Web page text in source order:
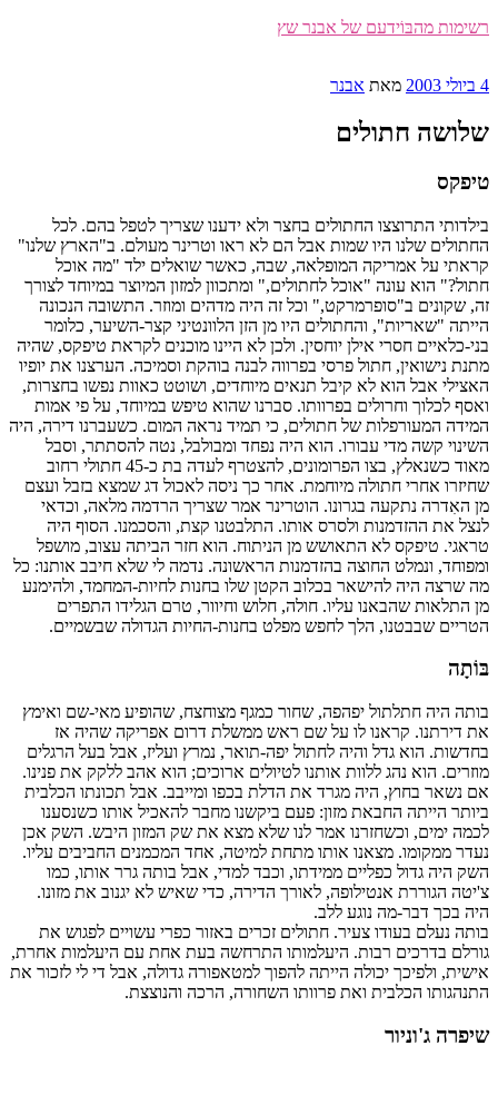
דילוג
רשימות מהבּוֹידעם של אבנר שץ
פורסם
4 ביולי 2003 מאת אבנר
שלושה חתולים
טיפקס
בילדותי התרוצצו החתולים בחצר ולא ידענו שצריך לטפל בהם. לכל
החתולים שלנו היו שמות אבל הם לא ראו וטרינר מעולם. ב"הארץ שלנו"
קראתי על אמריקה המופלאה, שבה, כאשר שואלים ילד "מה אוכל
חתול?" הוא עונה "אוכל לחתולים," ומתכוון למזון המיוצר במיוחד לצורך
זה, שקונים ב"סופרמרקט," וכל זה היה מדהים ומוזר. התשובה הנכונה
הייתה "שאריות", והחתולים היו מן הזן הלוונטיני קצר-השיער, כלומר
בני-כלאיים חסרי אילן יוחסין. ולכן לא היינו מוכנים לקראת טיפקס, שהיה
מתנת נישואין, חתול פרסי בפרווה לבנה בוהקת וסמיכה. הערצנו את יופיו
האצילי אבל הוא לא קיבל תנאים מיוחדים, ושוטט כאוות נפשו בחצרות,
ואסף לכלוך וחרולים בפרוותו. סברנו שהוא טיפש במיוחד, על פי אמות
המידה המעורפלות של חתולים, כי תמיד נראה המום. כשעברנו דירה, היה
השינוי קשה מדי עבורו. הוא היה נפחד ומבולבל, נטה להסתתר, וסבל
מאוד כשנאלץ, בצו הפרומונים, להצטרף לעדה בת כ-45 חתולי רחוב
שחיזרו אחרי חתולה מיוחמת. אחר כך ניסה לאכול דג שמצא בזבל ועצם
מן האִדרה נתקעה בגרונו. הוטרינר אמר שצריך הרדמה מלאה, וכדאי
לנצל את ההזדמנות ולסרס אותו. התלבטנו קצת, והסכמנו. הסוף היה
טראגי. טיפקס לא התאושש מן הניתוח. הוא חזר הביתה עצוב, מושפל
ומפוחד, ונמלט החוצה בהזדמנות הראשונה. נדמה לי שלא חיבב אותנו: כל
מה שרצה היה להישאר בכלוב הקטן שלו בחנות לחיות-המחמד, ולהימנע
מן התלאות שהבאנו עליו. חולה, חלוש וחיוור, טרם הגלידו התפרים
הטריים שבבטנו, הלך לחפש מפלט בחנות-החיות הגדולה שבשמיים.
בּוֹתָה
בותה היה חתלתול יפהפה, שחור כמגף מצוחצח, שהופיע מאי-שם ואימץ
את דירתנו. קראנו לו על שם ראש ממשלת דרום אפריקה שהיה אז
בחדשות. הוא גדל והיה לחתול יפה-תואר, נמרץ ועליז, אבל בעל הרגלים
מוזרים. הוא נהג ללוות אותנו לטיולים ארוכים; הוא אהב ללקק את פנינו.
אם נשאר בחוץ, היה מגרד את הדלת בכפו ומייבב. אבל תכונתו הכלבית
ביותר הייתה החבאת מזון: פעם ביקשנו מחבר להאכיל אותו כשנסענו
לכמה ימים, וכשחזרנו אמר לנו שלא מצא את שק המזון היבש. השק אכן
נעדר ממקומו. מצאנו אותו מתחת למיטה, אחד המכמנים החביבים עליו.
השק היה גדול כפליים ממידתו, וכבד למדי, אבל בותה גרר אותו, כמו
צ'יטה הגוררת אנטילופה, לאורך הדירה, כדי שאיש לא יגנוב את מזונו.
היה בכך דבר-מה נוגע ללב.
בותה נעלם בעודו צעיר. חתולים זכרים באזור כפרי עשויים לפגוש את
גורלם בדרכים רבות. היעלמותו התרחשה בעת אחת עם היעלמות אחרת,
אישית, ולפיכך יכולה הייתה להפוך למטאפורה גדולה, אבל די לי לזכור את
התנהגותו הכלבית ואת פרוותו השחורה, הרכה והנוצצת.
שיפרה ג'וניור